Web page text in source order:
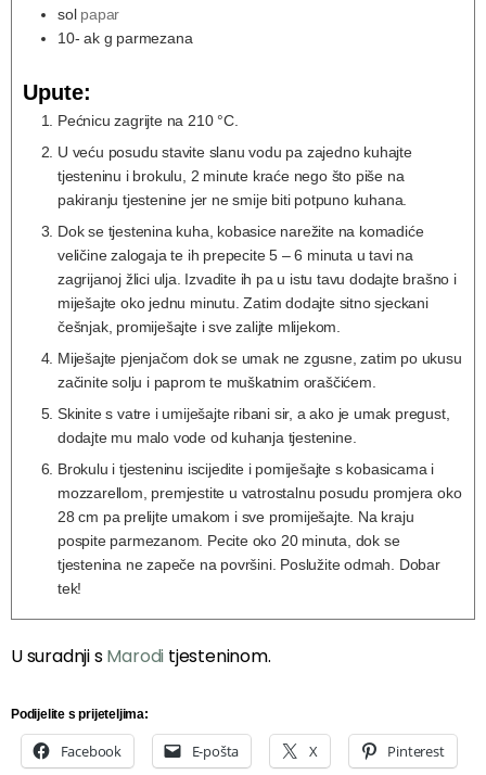
sol papar
10- ak g parmezana
Upute:
Pećnicu zagrijte na 210 °C.
U veću posudu stavite slanu vodu pa zajedno kuhajte
tjesteninu i brokulu, 2 minute kraće nego što piše na
pakiranju tjestenine jer ne smije biti potpuno kuhana.
Dok se tjestenina kuha, kobasice narežite na komadiće
veličine zalogaja te ih prepecite 5 – 6 minuta u tavi na
zagrijanoj žlici ulja. Izvadite ih pa u istu tavu dodajte brašno i
miješajte oko jednu minutu. Zatim dodajte sitno sjeckani
češnjak, promiješajte i sve zalijte mlijekom.
Miješajte pjenjačom dok se umak ne zgusne, zatim po ukusu
začinite solju i paprom te muškatnim oraščićem.
Skinite s vatre i umiješajte ribani sir, a ako je umak pregust,
dodajte mu malo vode od kuhanja tjestenine.
Brokulu i tjesteninu iscijedite i pomiješajte s kobasicama i
mozzarellom, premjestite u vatrostalnu posudu promjera oko
28 cm pa prelijte umakom i sve promiješajte. Na kraju
pospite parmezanom. Pecite oko 20 minuta, dok se
tjestenina ne zapeče na površini. Poslužite odmah. Dobar
tek!
U suradnji sMarodi tjesteninom.
Podijelite s prijeteljima:
Facebook E-pošta X Pinterest